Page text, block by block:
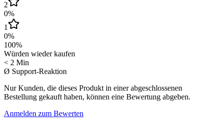
2
0%
1
0%
100%
Würden wieder kaufen
< 2 Min
Ø Support-Reaktion
Nur Kunden, die dieses Produkt in einer abgeschlossenen
Bestellung gekauft haben, können eine Bewertung abgeben.
Anmelden zum Bewerten